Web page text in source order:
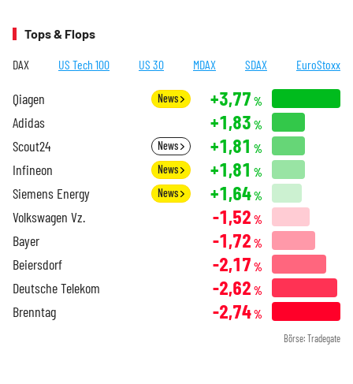
Tops & Flops
DAX US Tech 100 US 30 MDAX SDAX EuroStoxx
Qiagen News +3,77 %
Adidas +1,83 %
Scout24 News +1,81 %
Infineon News +1,81 %
Siemens Energy News +1,64%
Volkswagen Vz. -1,52 %
Bayer -1,72 %
Beiersdorf -2,17 %
Deutsche Telekom -2,62 %
Brenntag -2,74%
Börse: Tradegate